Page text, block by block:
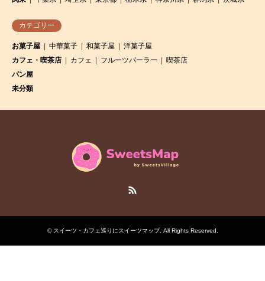
カテゴリー
お菓子屋 中華菓子 和菓子屋
洋菓子屋
カフェ・喫茶店
カフェ フルーツパーラー
喫茶店
パン屋
未分類
© スイーツ・カフェ巡りにスイーツマップ. All Rights Reserved.